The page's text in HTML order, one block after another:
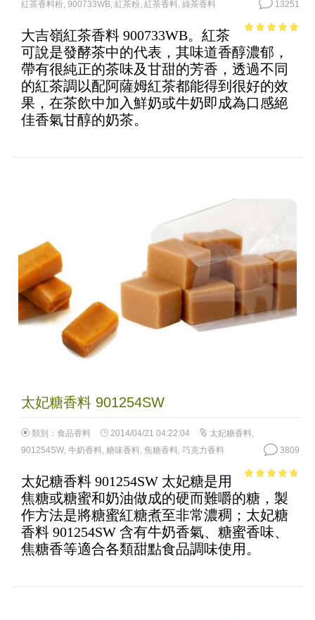
紅茶香料粉, 900733WB, 紅茶粉, 紅茶香料, 綠茶香料 13251
5
大吉嶺紅茶香料 900733WB。紅茶
可說是發酵茶中的代表，其味道香醇濃郁，
帶有很純正的茶味及甘甜的芳香，透過不同
的紅茶調以配阿薩姆紅茶都能得到很好的效
果，在茶飲中加入鮮奶或牛奶即成為口感絕
佳香氣甘醇的奶茶。
太妃糖香料 901254SW
類別： 食品香料 2014/04/21 04:22:04 太妃糖香料,
901254SW, 牛奶香料, 糖味香料, 焦糖香料, 巧克力香料 3809
5
太妃糖香料 901254SW 太妃糖是用
焦糖或糖蜜和奶油做成的硬而難嚼的糖，製
作方法是將糖蜜紅糖煮至非常濃稠；太妃糖
香料 901254SW 含有牛奶香氣、糖蜜香味、
焦糖香等適合各類甜點食品調味使用。